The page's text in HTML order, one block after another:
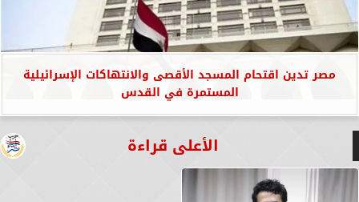
مصر تدين اقتحام المسجد الأقصى والانتهاكات الإسرائيلية
المستمرة في القدس
الأعلى قراءة